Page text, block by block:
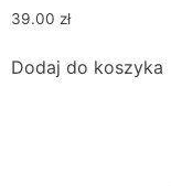
39.00 zł
Dodaj do koszyka